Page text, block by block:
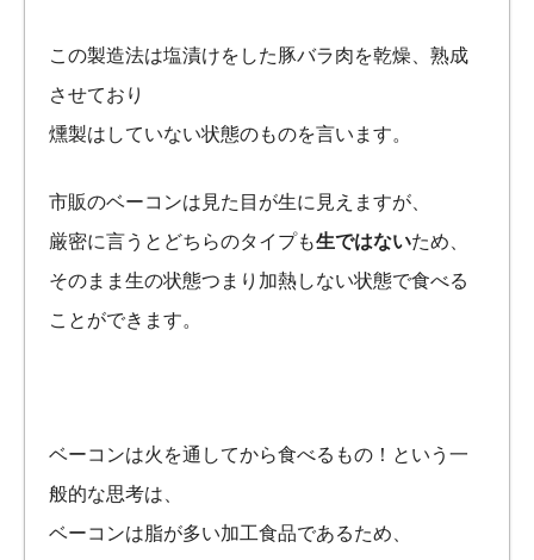
この製造法は塩漬けをした豚バラ肉を乾燥、熟成
させており
燻製はしていない状態のものを言います。
市販のベーコンは見た目が生に見えますが、
厳密に言うとどちらのタイプも生ではないため、
そのまま生の状態つまり加熱しない状態で食べる
ことができます。
ベーコンは火を通してから食べるもの！という一
般的な思考は、
ベーコンは脂が多い加工食品であるため、